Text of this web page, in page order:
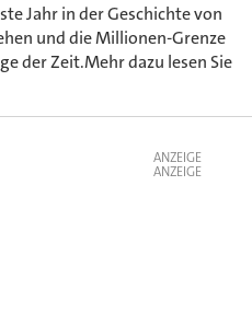
Jahr in der Geschichte von
und die Millionen-Grenze
der Zeit.Mehr dazu lesen Sie
ANZEIGE
ANZEIGE